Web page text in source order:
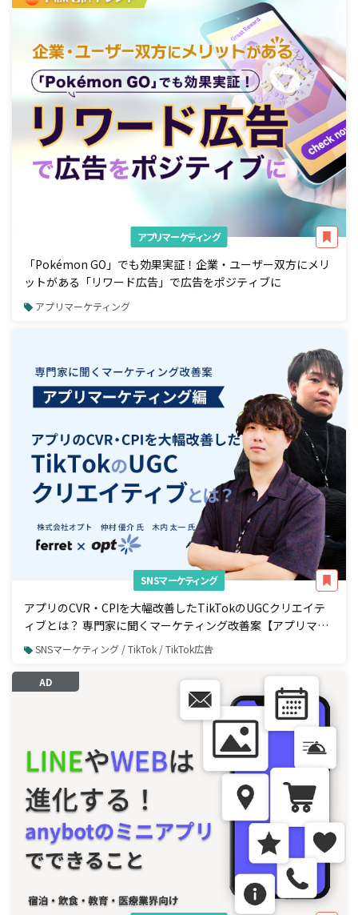
アプリマーケティング
「Pokémon GO」でも効果実証！企業・ユーザー双方にメリ
ットがある「リワード広告」で広告をポジティブに
アプリマーケティング
SNSマーケティング
アプリのCVR・CPIを大幅改善したTikTokのUGCクリエイテ
ィブとは？ 専門家に聞くマーケティング改善案【アプリマー
ケティング編】
SNSマーケティング / TikTok / TikTok広告
AD